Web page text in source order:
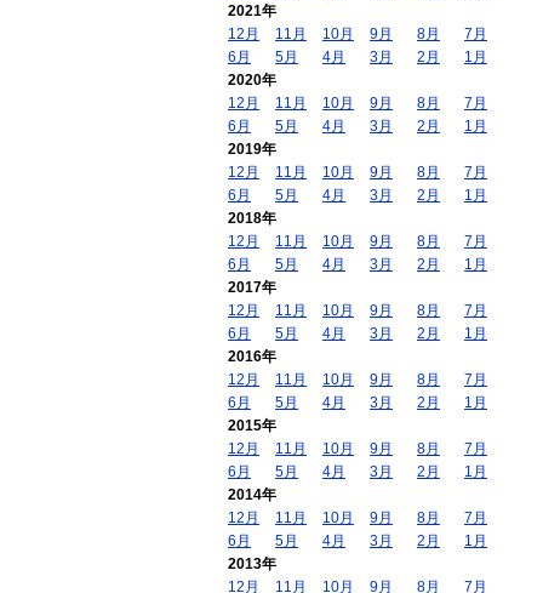
2021年
12月
11月 10月 9月 8月
7月
6月
5月 4月 3月 2月
1月
2020年
12月
11月 10月 9月 8月
7月
6月
5月 4月 3月 2月
1月
2019年
12月
11月 10月 9月 8月
7月
6月
5月 4月 3月 2月
1月
2018年
12月
11月 10月 9月 8月
7月
6月
5月 4月 3月 2月
1月
2017年
12月
11月 10月 9月 8月
7月
6月
5月 4月 3月 2月
1月
2016年
12月
11月 10月 9月 8月
7月
6月
5月 4月 3月 2月
1月
2015年
12月
11月 10月 9月 8月
7月
6月
5月 4月 3月 2月
1月
2014年
12月
11月 10月 9月 8月
7月
6月
5月 4月 3月 2月
1月
2013年
12月
11月 10月 9月 8月 7月